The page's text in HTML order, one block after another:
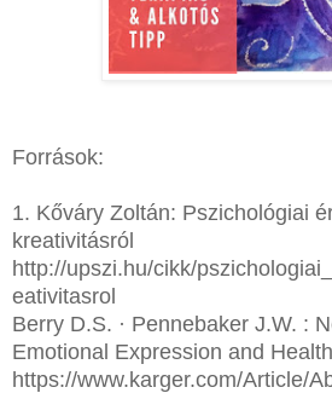
Források:
1. Kőváry Zoltán: Pszichológiai
kreativitásról
http://upszi.hu/cikk/
eativitasrol
Berry D.S. · Pennebaker J.W. :
Emotional Expression and Health
https://www.karger.com/Article/